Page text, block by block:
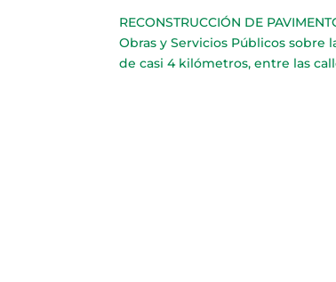
RECONSTRUCCIÓN DE
Obras y Servicios Públicos sobre
de casi 4 kilómetros, entre las